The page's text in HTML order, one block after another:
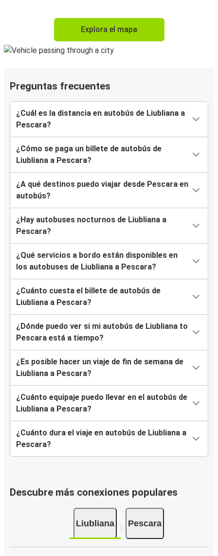
Explora el mapa
Preguntas frecuentes
¿Cuál es la distancia en autobús de Liubliana a
Pescara?
¿Cómo se paga un billete de autobús de
Liubliana a Pescara?
¿A qué destinos puedo viajar desde Pescara en
autobús?
¿Hay autobuses nocturnos de Liubliana a
Pescara?
¿Qué servicios a bordo están disponibles en
los autobuses de Liubliana a Pescara?
¿Cuánto cuesta el billete de autobús de
Liubliana a Pescara?
¿Dónde puedo ver si mi autobús de Liubliana to
Pescara está a tiempo?
¿Es posible hacer un viaje de fin de semana de
Liubliana a Pescara?
¿Cuánto equipaje puedo llevar en el autobús de
Liubliana a Pescara?
¿Cuánto dura el viaje en autobús de Liubliana a
Pescara?
Descubre más conexiones populares
Liubliana Pescara